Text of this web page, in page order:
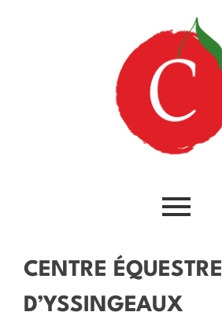
CENTRE ÉQUESTRE
D’YSSINGEAUX